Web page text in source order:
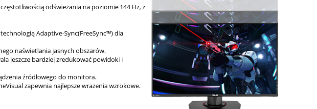
odświeżania na poziomie 144 Hz, z
Adaptive-Sync(FreeSync™) dla
naświetlania jasnych obszarów.
jeszcze bardziej zredukować powidoki i
źródłowego do monitora.
zapewnia najlepsze wrażenia wzrokowe.